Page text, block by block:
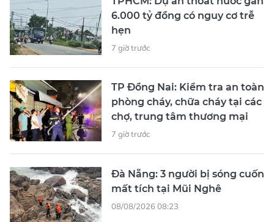
6.000 tỷ đồng có nguy cơ trễ
hẹn
7 giờ trước
TP Đồng Nai: Kiểm tra an toàn
phòng cháy, chữa cháy tại các
chợ, trung tâm thương mại
7 giờ trước
Đà Nẵng: 3 người bị sóng cuốn
mất tích tại Mũi Nghê
08/08/2026 08:23